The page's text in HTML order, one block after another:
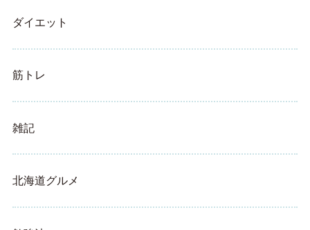
ダイエット
筋トレ
雑記
北海道グルメ